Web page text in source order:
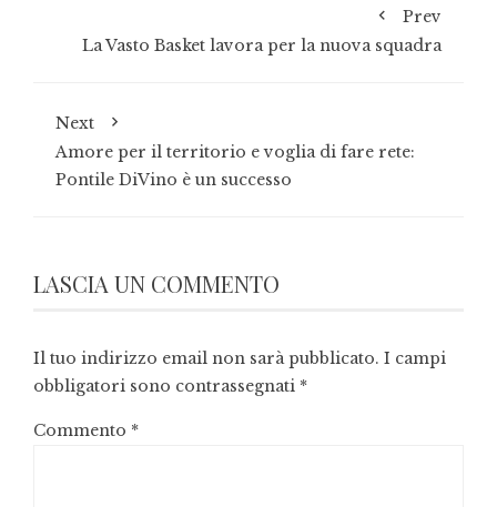
Prev
La Vasto Basket lavora per la nuova squadra
Next
Amore per il territorio e voglia di fare rete:
Pontile DiVino è un successo
LASCIA UN COMMENTO
Il tuo indirizzo email non sarà pubblicato. I campi
obbligatori sono contrassegnati *
Commento *